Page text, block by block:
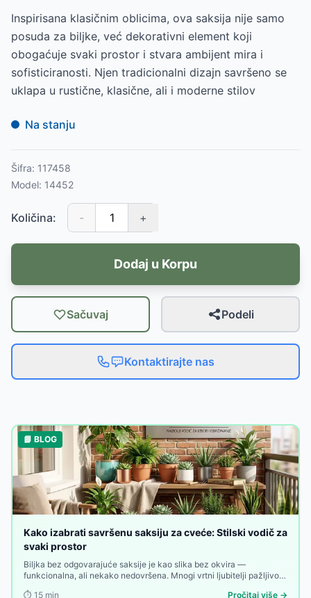
Inspirisana klasičnim oblicima, ova saksija nije samo
posuda za biljke, već dekorativni element koji
obogaćuje svaki prostor i stvara ambijent mira i
sofisticiranosti. Njen tradicionalni dizajn savršeno se
uklapa u rustične, klasične, ali i moderne stilov
Na stanju
Šifra: 117458
Model: 14452
Količina: - +
Dodaj u Korpu
Sačuvaj Podeli
Kontaktirajte nas
📘 BLOG
Kako izabrati savršenu saksiju za cveće: Stilski vodič za
svaki prostor
Biljka bez odgovarajuće saksije je kao slika bez okvira —
funkcionalna, ali nekako nedovršena. Mnogi vrtni ljubitelji pažljivo
⏱️ 15 min Pročitaj više →